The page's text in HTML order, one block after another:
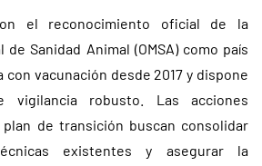
el reconocimiento oficial de la
de Sanidad Animal (OMSA) como país
vacunación desde 2017 y dispone
robusto. Las acciones
de transición buscan consolidar
existentes y asegurar la